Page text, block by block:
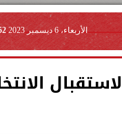
الأربعاء، 6 ديسمبر 2023